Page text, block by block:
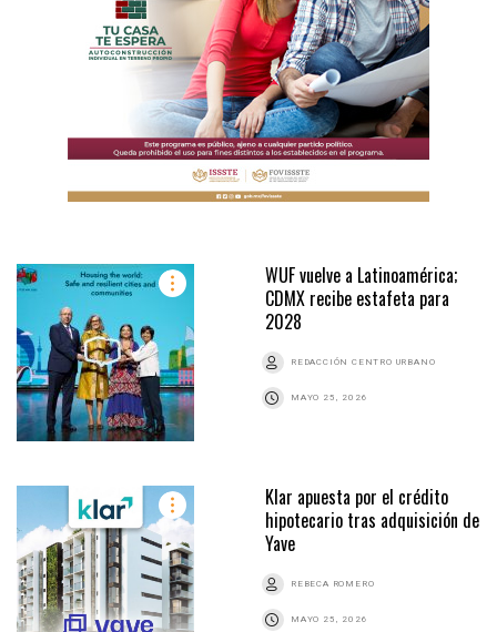
WUF vuelve a Latinoamérica;
CDMX recibe estafeta para
2028
REDACCIÓN CENTRO URBANO
MAYO 25, 2026
Klar apuesta por el crédito
hipotecario tras adquisición de
Yave
REBECA ROMERO
MAYO 25, 2026